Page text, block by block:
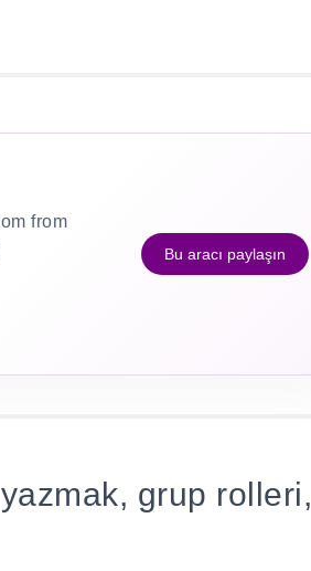
from
Bu aracı paylaşın
yazmak, grup rolleri,